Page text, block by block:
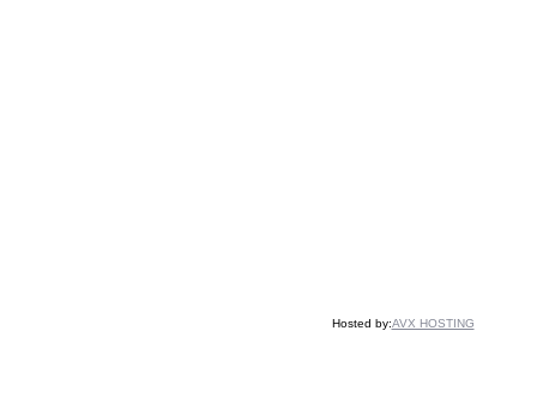
Hosted by:AVX HOSTING